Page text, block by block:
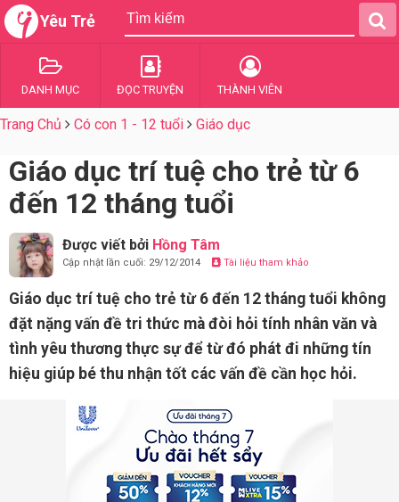
Yêu Trẻ
DANH MỤC ĐỌC TRUYỆN THÀNH VIÊN
Trang Chủ Có con 1 - 12 tuổi Giáo dục
Giáo dục trí tuệ cho trẻ từ 6
đến 12 tháng tuổi
Được viết bởi Hồng Tâm
Cập nhật lần cuối: 29/12/2014 Tài liệu tham khảo
Giáo dục trí tuệ cho trẻ từ 6 đến 12 tháng tuổi không
đặt nặng vấn đề tri thức mà đòi hỏi tính nhân văn và
tình yêu thương thực sự để từ đó phát đi những tín
hiệu giúp bé thu nhận tốt các vấn đề cần học hỏi.